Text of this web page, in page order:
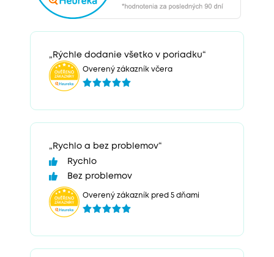
„Rýchle dodanie všetko v poriadku“
Overený zákazník včera
„Rychlo a bez problemov“
Rychlo
Bez problemov
Overený zákazník pred 5 dňami